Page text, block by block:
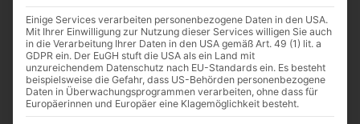
Die Zukunft hängt an der
Liebe – Teil 1
Einige Services verarbeiten personenbezogene Daten in den USA.
Mit Ihrer Einwilligung zur Nutzung dieser Services willigen Sie auch
in die Verarbeitung Ihrer Daten in den USA gemäß Art. 49 (1) lit. a
GDPR ein. Der EuGH stuft die USA als ein Land mit
unzureichendem Datenschutz nach EU-Standards ein. Es besteht
beispielsweise die Gefahr, dass US-Behörden personenbezogene
Daten in Überwachungsprogrammen verarbeiten, ohne dass für
Europäerinnen und Europäer eine Klagemöglichkeit besteht.